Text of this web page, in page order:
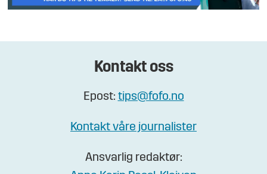
Kontakt oss
Epost: tips@fofo.no
Kontakt våre journalister
Ansvarlig redaktør: